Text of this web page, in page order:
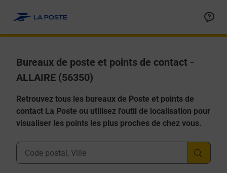
Bureaux de poste et points de contact -
ALLAIRE (56350)
Retrouvez tous les bureaux de Poste et points de
contact La Poste ou utilisez l'outil de localisation pour
visualiser les points les plus proches de chez vous.
Ville, Département, Code Postal